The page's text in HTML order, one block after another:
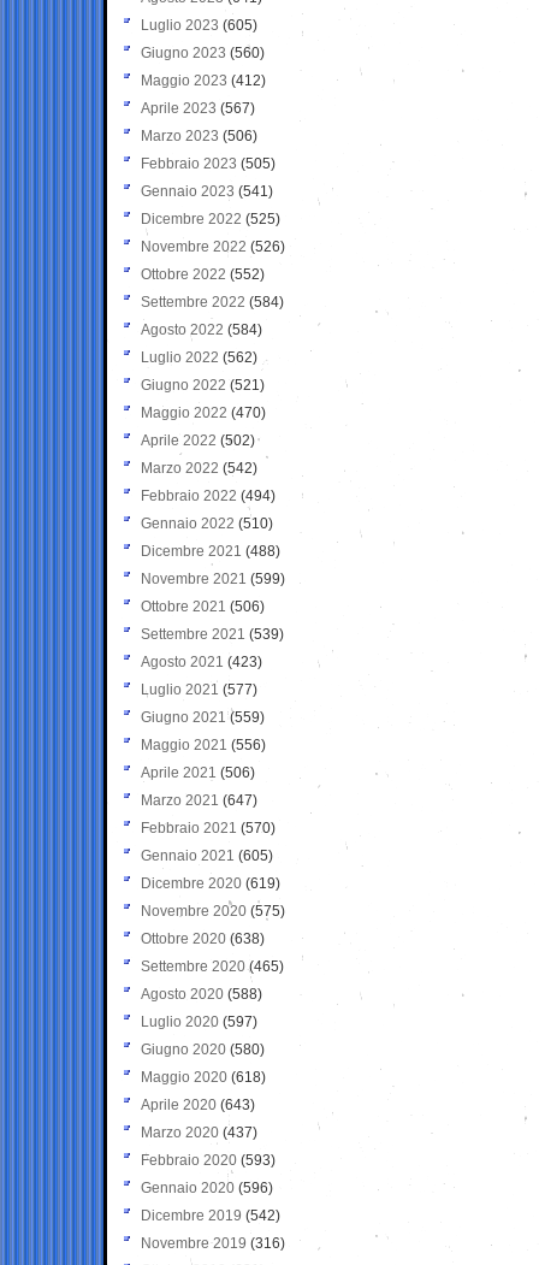
Luglio 2023 (605)
Giugno 2023 (560)
Maggio 2023 (412)
Aprile 2023 (567)
Marzo 2023 (506)
Febbraio 2023 (505)
Gennaio 2023 (541)
Dicembre 2022 (525)
Novembre 2022 (526)
Ottobre 2022 (552)
Settembre 2022 (584)
Agosto 2022 (584)
Luglio 2022 (562)
Giugno 2022 (521)
Maggio 2022 (470)
Aprile 2022 (502)
Marzo 2022 (542)
Febbraio 2022 (494)
Gennaio 2022 (510)
Dicembre 2021 (488)
Novembre 2021 (599)
Ottobre 2021 (506)
Settembre 2021 (539)
Agosto 2021 (423)
Luglio 2021 (577)
Giugno 2021(559)
Maggio 2021 (556)
Aprile 2021 (506)
Marzo 2021 (647)
Febbraio 2021 (570)
Gennaio 2021 (605)
Dicembre 2020 (619)
Novembre 2020 (575)
Ottobre 2020 (638)
Settembre 2020(465)
Agosto 2020 (588)
Luglio 2020 (597)
Giugno 2020 (580)
Maggio 2020 (618)
Aprile 2020 (643)
Marzo 2020 (437)
Febbraio 2020 (593)
Gennaio 2020 (596)
Dicembre 2019 (542)
Novembre 2019 (316)